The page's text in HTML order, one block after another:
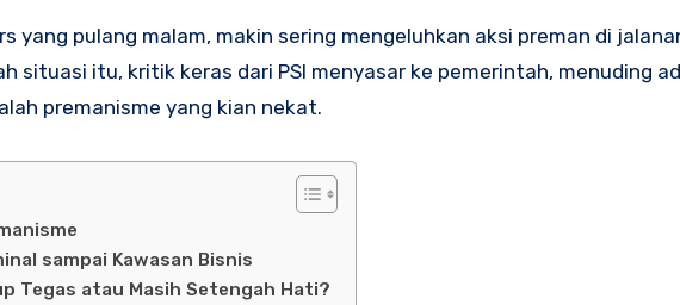
pulang malam, makin sering mengeluhkan aksi preman di
situasi itu, kritik keras dari PSI menyasar ke pemerintah, menuding
premanisme yang kian nekat.
sampai Kawasan Bisnis
Tegas atau Masih Setengah Hati?